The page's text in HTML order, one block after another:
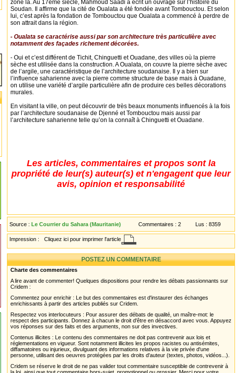
zone là. Au 17ème siècle, Mahmoud Saadi a écrit un ouvrage sur l’histoire du
Soudan. Il affirme que la cité de Oualata a été fondée avant Tombouctou. Et selon
lui, c’est après la fondation de Tombouctou que Oualata a commencé à perdre de
son attrait dans la région.
- Oualata se caractérise aussi par son architecture très particulière avec
notamment des façades richement décorées.
- Oui et c’est différent de Tichit, Chinguetti et Ouadane, des villes où la pierre
sèche est utilisée dans la construction. A Oualata, on couvre la pierre sèche avec
de l’argile, une caractéristique de l’architecture soudanaise. Il y a bien sur
l’influence saharienne avec la pierre comme structure de base mais à Ouadane,
on utilise une variété d’argile particulière afin de produire ces belles décorations
murales.
En visitant la ville, on peut découvrir de très beaux monuments influencés à la fois
par l’architecture soudanaise de Djenné et Tombouctou mais aussi par
l’architecture saharienne telle qu’on la connaît à Chinguetti et Ouadane.
Les articles, commentaires et propos sont la
propriété de leur(s) auteur(s) et n'engagent que leur
avis, opinion et responsabilité
Source : Le Courrier du Sahara (Mauritanie) Commentaires : 2 Lus : 8359
Impression : Cliquez ici pour imprimer l'article
POSTEZ UN COMMENTAIRE
Charte des commentaires
A lire avant de commenter! Quelques dispositions pour rendre les débats passionnants sur
Cridem :
Commentez pour enrichir : Le but des commentaires est d'instaurer des échanges
enrichissants à partir des articles publiés sur Cridem.
Respectez vos interlocuteurs : Pour assurer des débats de qualité, un maître-mot: le
respect des participants. Donnez à chacun le droit d'être en désaccord avec vous. Appuyez
vos réponses sur des faits et des arguments, non sur des invectives.
Contenus illicites : Le contenu des commentaires ne doit pas contrevenir aux lois et
réglementations en vigueur. Sont notamment illicites les propos racistes ou antisémites,
diffamatoires ou injurieux, divulguant des informations relatives à la vie privée d'une
personne, utilisant des oeuvres protégées par les droits d'auteur (textes, photos, vidéos...).
Cridem se réserve le droit de ne pas valider tout commentaire susceptible de contrevenir à